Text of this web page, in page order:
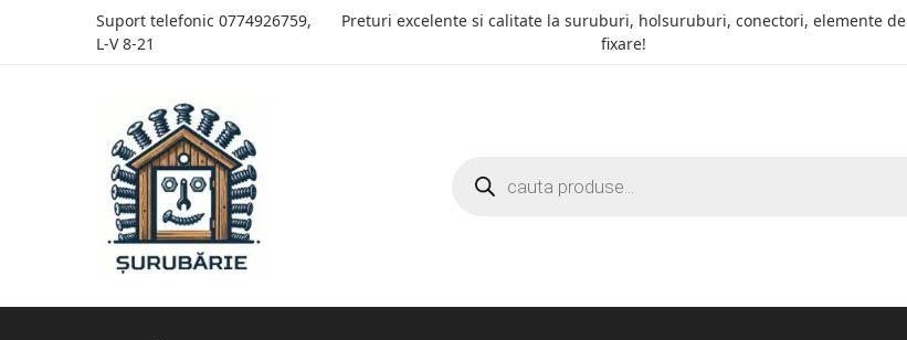
Suport telefonic 0774926759,
L-V 8-21
Preturi excelente si calitate la suruburi, holsuruburi, conectori, elemente de
fixare!